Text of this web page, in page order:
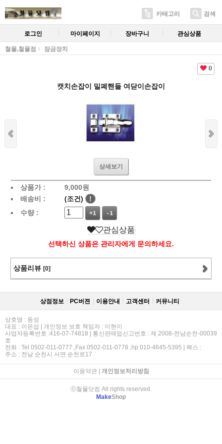
카테고리 검색
로그인 마이페이지 장바구니 관심상품
철물,철물점 잠금장치
0
캣치손잡이 밀폐핸들 여닫이손잡이
상세보기
상품가 : 9,000원
배송비 :
(조건)
!
수량 :
+1 -1
관심상품
선택하신 상품은 관리자에게 문의하세요.
상품리뷰 [0]
상점정보 PC버젼 이용안내 고객센터 커뮤니티
상호명 : 동성
대표 : 이은섭 | 개인정보 보호 책임자 : 이현이
사업자등록번호 :416-07-74818 | 통신판매업신고번호 : 제 2008-전남순천-00039
호
전화 : Tel 0502-011-0777 ,Fax 0502-011-0778 ,hp 010-4645-5395 | 팩스 :
주소 : 전남 순천시 서면 순천로17
이용약관| 개인정보처리방침
ⓒ철물닷컴 All rights reserved.
MakeShop